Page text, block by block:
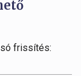
frissítés: